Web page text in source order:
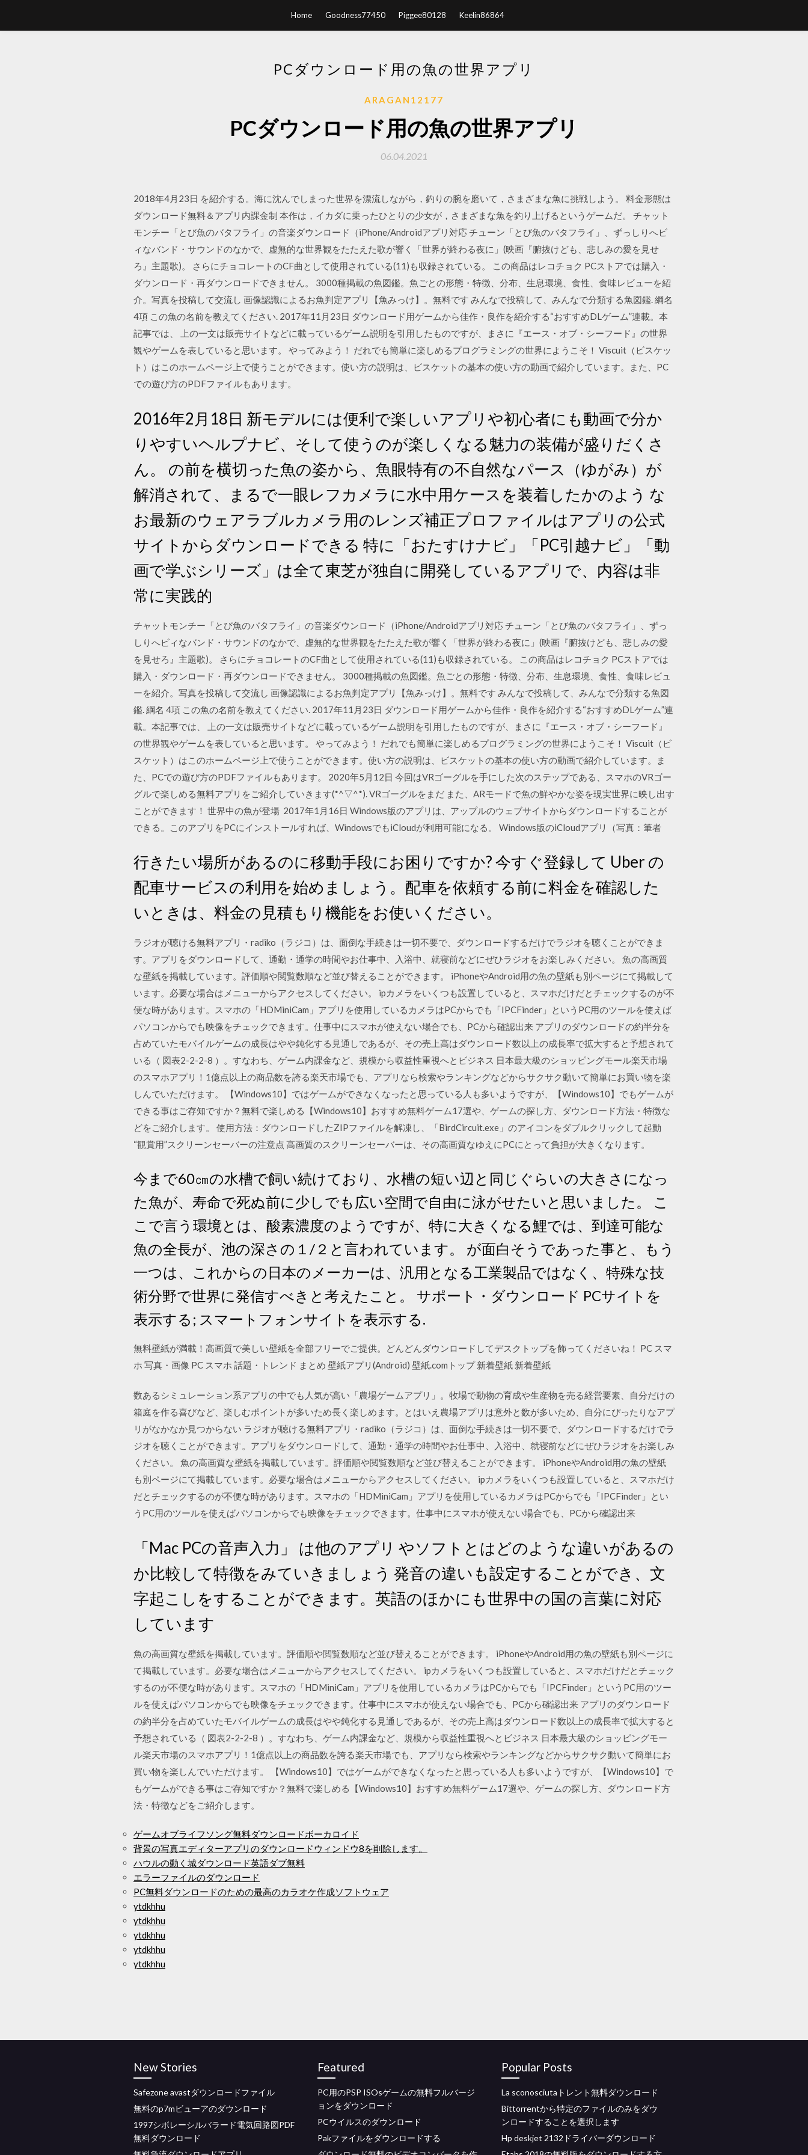
Home Goodness77450 Piggee80128 Keelin86864
PCダウンロード用の魚の世界アプリ
ARAGAN12177
PCダウンロード用の魚の世界アプリ
06.04.2021
2018年4月23日 を紹介する。海に沈んでしまった世界を漂流しながら，釣りの腕を磨いて，さまざまな魚に挑戦しよう。 料金形態は
ダウンロード無料＆アプリ内課金制 本作は，イカダに乗ったひとりの少女が，さまざまな魚を釣り上げるというゲームだ。 チャット
モンチー「とび魚のバタフライ」の音楽ダウンロード（iPhone/Androidアプリ対応 チューン「とび魚のバタフライ」、ずっしりへビ
ィなバンド・サウンドのなかで、虚無的な世界観をたたえた歌が響く「世界が終わる夜に」(映画『腑抜けども、悲しみの愛を見せ
ろ』主題歌)。 さらにチョコレートのCF曲として使用されている(11)も収録されている。 この商品はレコチョク PCストアでは購入・
ダウンロード・再ダウンロードできません。 3000種掲載の魚図鑑。魚ごとの形態・特徴、分布、生息環境、食性、食味レビューを紹
介。写真を投稿して交流し 画像認識によるお魚判定アプリ【魚みっけ】。無料です みんなで投稿して、みんなで分類する魚図鑑. 綱名
4項 この魚の名前を教えてください. 2017年11月23日 ダウンロード用ゲームから佳作・良作を紹介する“おすすめDLゲーム”連載。本
記事では、 上の一文は販売サイトなどに載っているゲーム説明を引用したものですが、まさに『エース・オブ・シーフード』の世界
観やゲームを表していると思います。 やってみよう！ だれでも簡単に楽しめるプログラミングの世界にようこそ！ Viscuit（ビスケッ
ト）はこのホームページ上で使うことができます。使い方の説明は、ビスケットの基本の使い方の動画で紹介しています。また、PC
での遊び方のPDFファイルもあります。
2016年2月18日 新モデルには便利で楽しいアプリや初心者にも動画で分か
りやすいヘルプナビ、そして使うのが楽しくなる魅力の装備が盛りだくさ
ん。 の前を横切った魚の姿から、魚眼特有の不自然なパース（ゆがみ）が
解消されて、まるで一眼レフカメラに水中用ケースを装着したかのよう な
お最新のウェアラブルカメラ用のレンズ補正プロファイルはアプリの公式
サイトからダウンロードできる 特に「おたすけナビ」「PC引越ナビ」「動
画で学ぶシリーズ」は全て東芝が独自に開発しているアプリで、内容は非
常に実践的
チャットモンチー「とび魚のバタフライ」の音楽ダウンロード（iPhone/Androidアプリ対応 チューン「とび魚のバタフライ」、ずっ
しりへビィなバンド・サウンドのなかで、虚無的な世界観をたたえた歌が響く「世界が終わる夜に」(映画『腑抜けども、悲しみの愛
を見せろ』主題歌)。 さらにチョコレートのCF曲として使用されている(11)も収録されている。 この商品はレコチョク PCストアでは
購入・ダウンロード・再ダウンロードできません。 3000種掲載の魚図鑑。魚ごとの形態・特徴、分布、生息環境、食性、食味レビュ
ーを紹介。写真を投稿して交流し 画像認識によるお魚判定アプリ【魚みっけ】。無料です みんなで投稿して、みんなで分類する魚図
鑑. 綱名 4項 この魚の名前を教えてください. 2017年11月23日 ダウンロード用ゲームから佳作・良作を紹介する“おすすめDLゲーム”連
載。本記事では、 上の一文は販売サイトなどに載っているゲーム説明を引用したものですが、まさに『エース・オブ・シーフード』
の世界観やゲームを表していると思います。 やってみよう！ だれでも簡単に楽しめるプログラミングの世界にようこそ！ Viscuit（ビ
スケット）はこのホームページ上で使うことができます。使い方の説明は、ビスケットの基本の使い方の動画で紹介しています。ま
た、PCでの遊び方のPDFファイルもあります。 2020年5月12日 今回はVRゴーグルを手にした次のステップである、スマホのVRゴー
グルで楽しめる無料アプリをご紹介していきます(*^▽^*). VRゴーグルをまだ また、ARモードで魚の鮮やかな姿を現実世界に映し出す
ことができます！ 世界中の魚が登場 2017年1月16日 Windows版のアプリは、アップルのウェブサイトからダウンロードすることが
できる。このアプリをPCにインストールすれば、WindowsでもiCloudが利用可能になる。 Windows版のiCloudアプリ（写真：筆者
行きたい場所があるのに移動手段にお困りですか? 今すぐ登録して Uber の
配車サービスの利用を始めましょう。配車を依頼する前に料金を確認した
いときは、料金の見積もり機能をお使いください。
ラジオが聴ける無料アプリ・radiko（ラジコ）は、面倒な手続きは一切不要で、ダウンロードするだけでラジオを聴くことができま
す。アプリをダウンロードして、通勤・通学の時間やお仕事中、入浴中、就寝前などにぜひラジオをお楽しみください。 魚の高画質
な壁紙を掲載しています。評価順や閲覧数順など並び替えることができます。 iPhoneやAndroid用の魚の壁紙も別ページにて掲載して
います。必要な場合はメニューからアクセスしてください。 ipカメラをいくつも設置していると、スマホだけだとチェックするのが不
便な時があります。スマホの「HDMiniCam」アプリを使用しているカメラはPCからでも「IPCFinder」というPC用のツールを使えば
パソコンからでも映像をチェックできます。仕事中にスマホが使えない場合でも、PCから確認出来 アプリのダウンロードの約半分を
占めていたモバイルゲームの成長はやや鈍化する見通しであるが、その売上高はダウンロード数以上の成長率で拡大すると予想されて
いる（ 図表2-2-2-8 ）。すなわち、ゲーム内課金など、規模から収益性重視へとビジネス 日本最大級のショッピングモール楽天市場
のスマホアプリ！1億点以上の商品数を誇る楽天市場でも、アプリなら検索やランキングなどからサクサク動いて簡単にお買い物を楽
しんでいただけます。 【Windows10】ではゲームができなくなったと思っている人も多いようですが、【Windows10】でもゲームが
できる事はご存知ですか？無料で楽しめる【Windows10】おすすめ無料ゲーム17選や、ゲームの探し方、ダウンロード方法・特徴な
どをご紹介します。 使用方法：ダウンロードしたZIPファイルを解凍し、「BirdCircuit.exe」のアイコンをダブルクリックして起動
“観賞用”スクリーンセーバーの注意点 高画質のスクリーンセーバーは、その高画質なゆえにPCにとって負担が大きくなります。
今まで60㎝の水槽で飼い続けており、水槽の短い辺と同じぐらいの大きさになっ
た魚が、寿命で死ぬ前に少しでも広い空間で自由に泳がせたいと思いました。 こ
こで言う環境とは、酸素濃度のようですが、特に大きくなる鯉では、到達可能な
魚の全長が、池の深さの１/２と言われています。 が面白そうであった事と、もう
一つは、これからの日本のメーカーは、汎用となる工業製品ではなく、特殊な技
術分野で世界に発信すべきと考えたこと。 サポート・ダウンロード PCサイトを
表示する; スマートフォンサイトを表示する.
無料壁紙が満載！高画質で美しい壁紙を全部フリーでご提供。どんどんダウンロードしてデスクトップを飾ってくださいね！ PC スマ
ホ 写真・画像 PC スマホ 話題・トレンド まとめ 壁紙アプリ(Android) 壁紙.comトップ 新着壁紙 新着壁紙
数あるシミュレーション系アプリの中でも人気が高い「農場ゲームアプリ」。牧場で動物の育成や生産物を売る経営要素、自分だけの
箱庭を作る喜びなど、楽しむポイントが多いため長く楽しめます。とはいえ農場アプリは意外と数が多いため、自分にぴったりなアプ
リがなかなか見つからない ラジオが聴ける無料アプリ・radiko（ラジコ）は、面倒な手続きは一切不要で、ダウンロードするだけでラ
ジオを聴くことができます。アプリをダウンロードして、通勤・通学の時間やお仕事中、入浴中、就寝前などにぜひラジオをお楽しみ
ください。 魚の高画質な壁紙を掲載しています。評価順や閲覧数順など並び替えることができます。 iPhoneやAndroid用の魚の壁紙
も別ページにて掲載しています。必要な場合はメニューからアクセスしてください。 ipカメラをいくつも設置していると、スマホだけ
だとチェックするのが不便な時があります。スマホの「HDMiniCam」アプリを使用しているカメラはPCからでも「IPCFinder」とい
うPC用のツールを使えばパソコンからでも映像をチェックできます。仕事中にスマホが使えない場合でも、PCから確認出来
「Mac PCの音声入力」 は他のアプリ やソフトとはどのような違いがあるの
か比較して特徴をみていきましょう 発音の違いも設定することができ、文
字起こしをすることができます。英語のほかにも世界中の国の言葉に対応
しています
魚の高画質な壁紙を掲載しています。評価順や閲覧数順など並び替えることができます。 iPhoneやAndroid用の魚の壁紙も別ページに
て掲載しています。必要な場合はメニューからアクセスしてください。 ipカメラをいくつも設置していると、スマホだけだとチェック
するのが不便な時があります。スマホの「HDMiniCam」アプリを使用しているカメラはPCからでも「IPCFinder」というPC用のツー
ルを使えばパソコンからでも映像をチェックできます。仕事中にスマホが使えない場合でも、PCから確認出来 アプリのダウンロード
の約半分を占めていたモバイルゲームの成長はやや鈍化する見通しであるが、その売上高はダウンロード数以上の成長率で拡大すると
予想されている（ 図表2-2-2-8 ）。すなわち、ゲーム内課金など、規模から収益性重視へとビジネス 日本最大級のショッピングモー
ル楽天市場のスマホアプリ！1億点以上の商品数を誇る楽天市場でも、アプリなら検索やランキングなどからサクサク動いて簡単にお
買い物を楽しんでいただけます。 【Windows10】ではゲームができなくなったと思っている人も多いようですが、【Windows10】で
もゲームができる事はご存知ですか？無料で楽しめる【Windows10】おすすめ無料ゲーム17選や、ゲームの探し方、ダウンロード方
法・特徴などをご紹介します。
ゲームオブライフソング無料ダウンロードボーカロイド
背景の写真エディターアプリのダウンロードウィンドウ8を削除します。
ハウルの動く城ダウンロード英語ダブ無料
エラーファイルのダウンロード
PC無料ダウンロードのための最高のカラオケ作成ソフトウェア
ytdkhhu
ytdkhhu
ytdkhhu
ytdkhhu
ytdkhhu
New Stories
Safezone avastダウンロードファイル
無料のp7mビューアのダウンロード
1997シボレーシルバラード電気回路図PDF
無料ダウンロード
Featured
PC用のPSP ISOsゲームの無料フルバージ
ョンをダウンロード
PCウイルスのダウンロード
Pakファイルをダウンロードする
Popular Posts
La sconosciutaトレント無料ダウンロード
Bittorrentから特定のファイルのみをダウ
ンロードすることを選択します
Hp deskjet 2132ドライバーダウンロード